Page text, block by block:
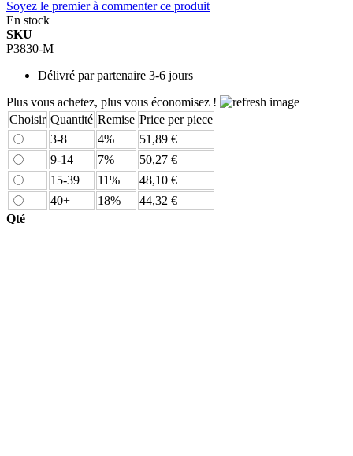
Soyez le premier à commenter ce produit
En stock
SKU
P3830-M
Délivré par partenaire 3-6 jours
Plus vous achetez, plus vous économisez !
Choisir Quantité Remise Price per piece
3-8
4%
51,89 €
9-14
7%
50,27 €
15-39
11%
48,10 €
40+
18%
44,32 €
Qté